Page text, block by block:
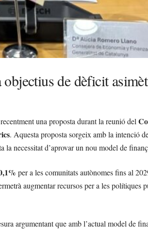
de dèficit
una proposta durant la reunió del
. Aquesta proposta sorgeix amb la intenció
la necessitat d’aprovar un nou model de
per a les comunitats autònomes fins al
augmentar recursos per a les polítiques
argumentant que amb l’actual model de